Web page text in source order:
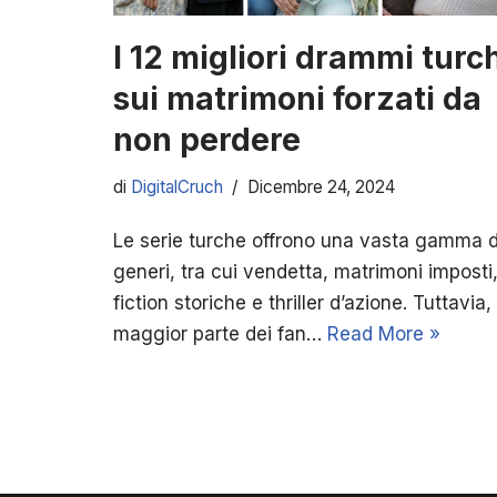
I 12 migliori drammi
sui matrimoni forzati da
non perdere
di DigitalCruch Dicembre 24, 2024
Le serie turche offrono una vasta gamma
generi, tra cui vendetta, matrimoni imposti,
fiction storiche e thriller d’azione. Tuttavia,
maggior parte dei fan… Read More »